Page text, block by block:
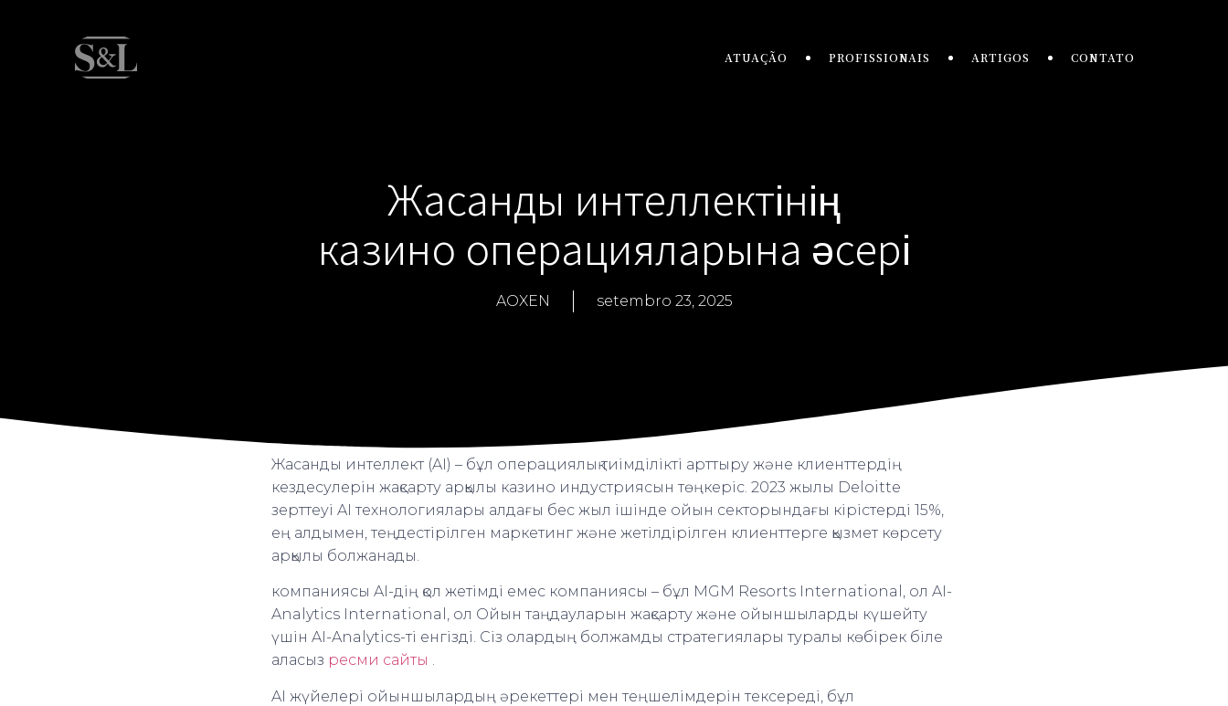
ATUAÇÃO PROFISSIONAIS ARTIGOS CONTATO
Жасанды интеллектінің
казино операцияларына әсері
AOXEN setembro 23, 2025
Жасанды интеллект (AI) – бұл операциялық тиімділікті арттыру және клиенттердің
кездесулерін жақсарту арқылы казино индустриясын төңкеріс. 2023 жылы Deloitte
зерттеуі AI технологиялары алдағы бес жыл ішінде ойын секторындағы кірістерді 15%,
ең алдымен, теңдестірілген маркетинг және жетілдірілген клиенттерге қызмет көрсету
арқылы болжанады.
компаниясы AI-дің қол жетімді емес компаниясы – бұл MGM Resorts International, ол AI-
Analytics International, ол Ойын таңдауларын жақсарту және ойыншыларды күшейту
үшін AI-Analytics-ті енгізді. Сіз олардың болжамды стратегиялары туралы көбірек біле
аласыз ресми сайты .
AI жүйелері ойыншылардың әрекеттері мен теңшелімдерін тексереді, бұл